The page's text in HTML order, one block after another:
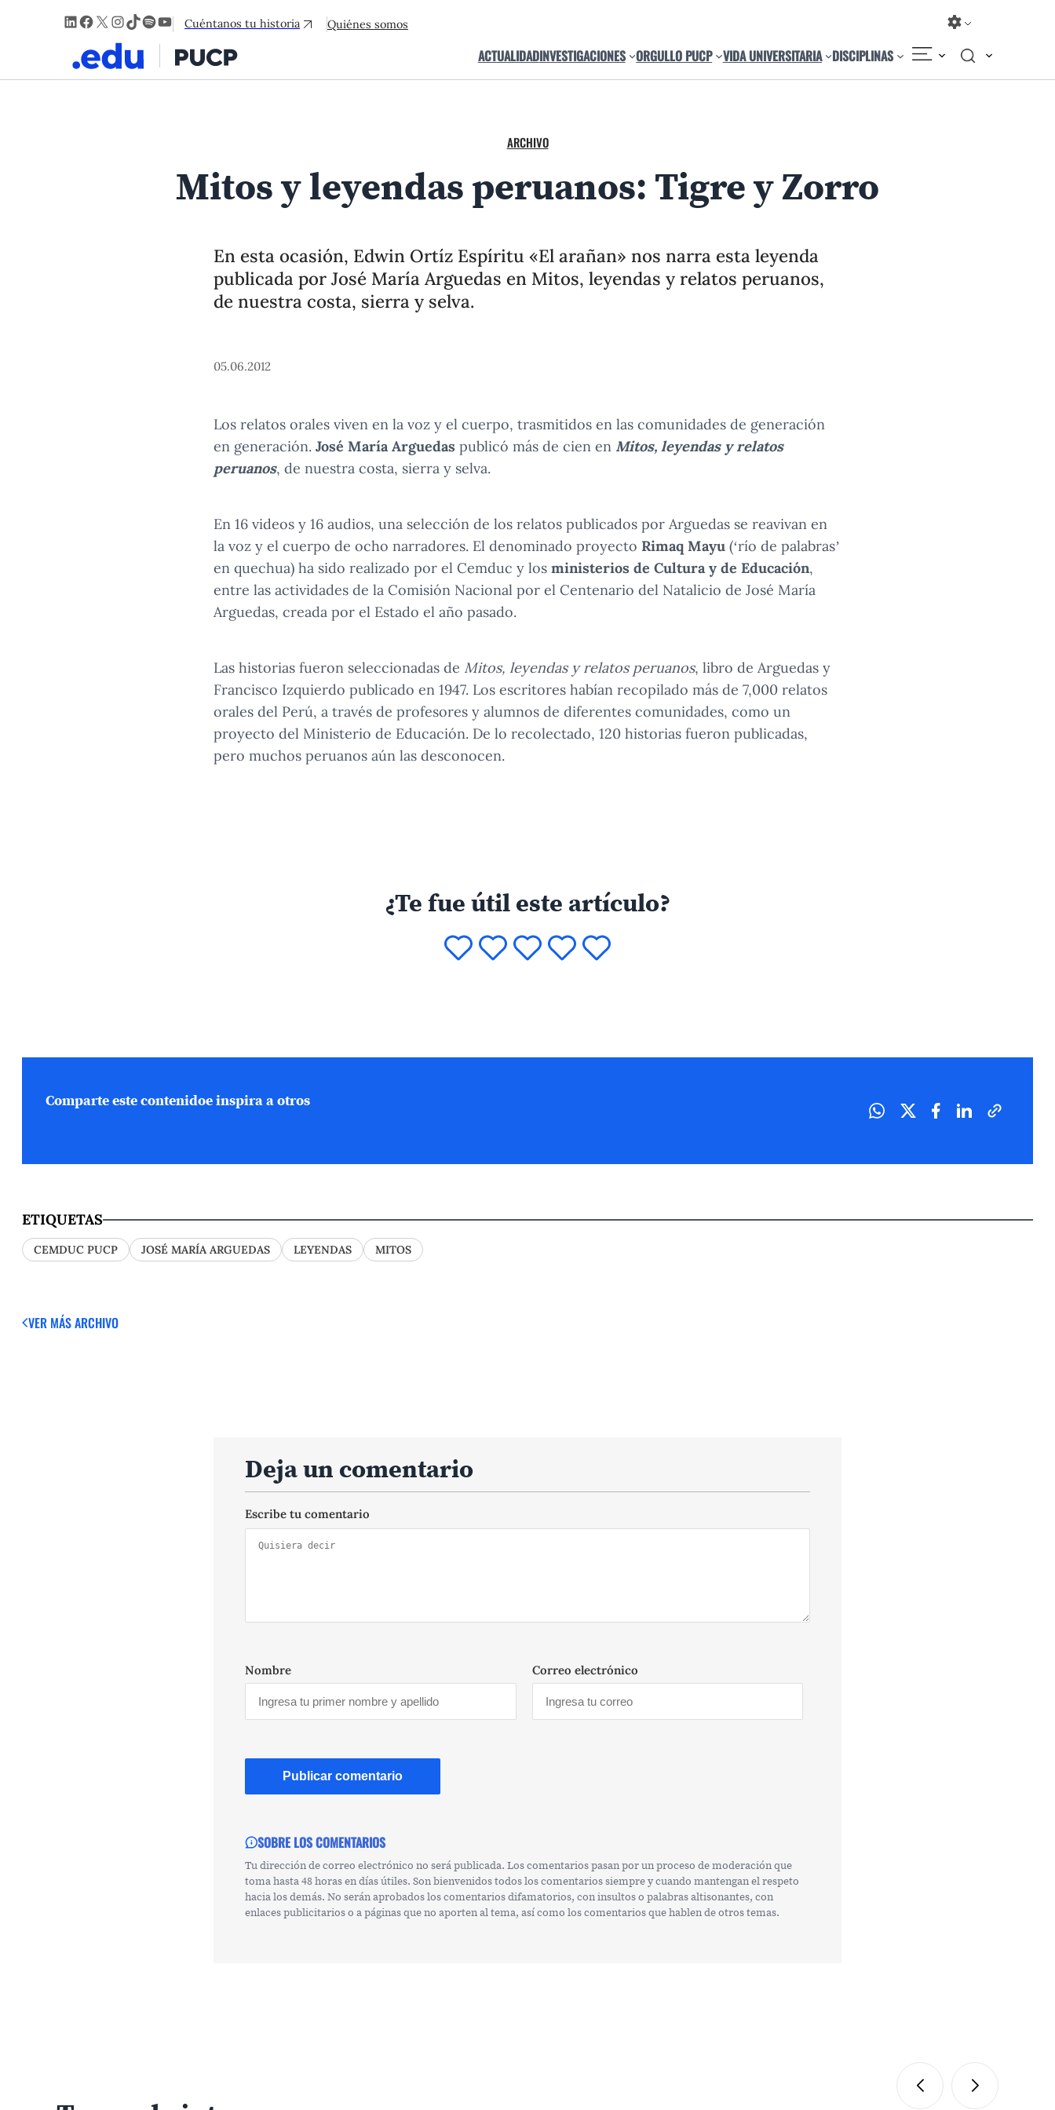
LinkedIn
Facebook
X Instagram
TikTok
Spotify
YouTube
Cuéntanos tu historia Quiénes somos
ACTUALIDADINVESTIGACIONES ORGULLO PUCP VIDA UNIVERSITARIA DISCIPLINAS
ARCHIVO
Mitos y leyendas peruanos: Tigre y Zorro
En esta ocasión, Edwin Ortíz Espíritu «El arañan» nos narra esta leyenda
publicada por José María Arguedas en Mitos, leyendas y relatos peruanos,
de nuestra costa, sierra y selva.
05.06.2012
Los relatos orales viven en la voz y el cuerpo, trasmitidos en las comunidades de generación
en generación. José María Arguedas publicó más de cien en Mitos, leyendas y relatos
peruanos, de nuestra costa, sierra y selva.
En 16 videos y 16 audios, una selección de los relatos publicados por Arguedas se reavivan en
la voz y el cuerpo de ocho narradores. El denominado proyecto Rimaq Mayu (‘río de palabras’
en quechua) ha sido realizado por el Cemduc y los ministerios de Cultura y de Educación,
entre las actividades de la Comisión Nacional por el Centenario del Natalicio de José María
Arguedas, creada por el Estado el año pasado.
Las historias fueron seleccionadas de Mitos, leyendas y relatos peruanos, libro de Arguedas y
Francisco Izquierdo publicado en 1947. Los escritores habían recopilado más de 7,000 relatos
orales del Perú, a través de profesores y alumnos de diferentes comunidades, como un
proyecto del Ministerio de Educación. De lo recolectado, 120 historias fueron publicadas,
pero muchos peruanos aún las desconocen.
¿Te fue útil este artículo?
Comparte este contenidoe inspira a otros
ETIQUETAS
CEMDUC PUCP JOSÉ MARÍA ARGUEDAS LEYENDAS MITOS
VER MÁSARCHIVO
Deja un comentario
Escribe tu comentario
Nombre Correo electrónico
SOBRE LOS COMENTARIOS
Tu dirección de correo electrónico no será publicada. Los comentarios pasan por un proceso de moderación que
toma hasta 48 horas en días útiles. Son bienvenidos todos los comentarios siempre y cuando mantengan el respeto
hacia los demás. No serán aprobados los comentarios difamatorios, con insultos o palabras altisonantes, con
enlaces publicitarios o a páginas que no aporten al tema, así como los comentarios que hablen de otros temas.